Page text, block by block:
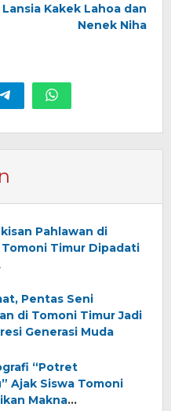
Lansia Kakek Lahoa dan
Nenek Niha
Pahlawan di
Timur Dipadati
Pentas Seni
di Tomoni Timur Jadi
Generasi Muda
“Potret
Ajak Siswa Tomoni
Makna